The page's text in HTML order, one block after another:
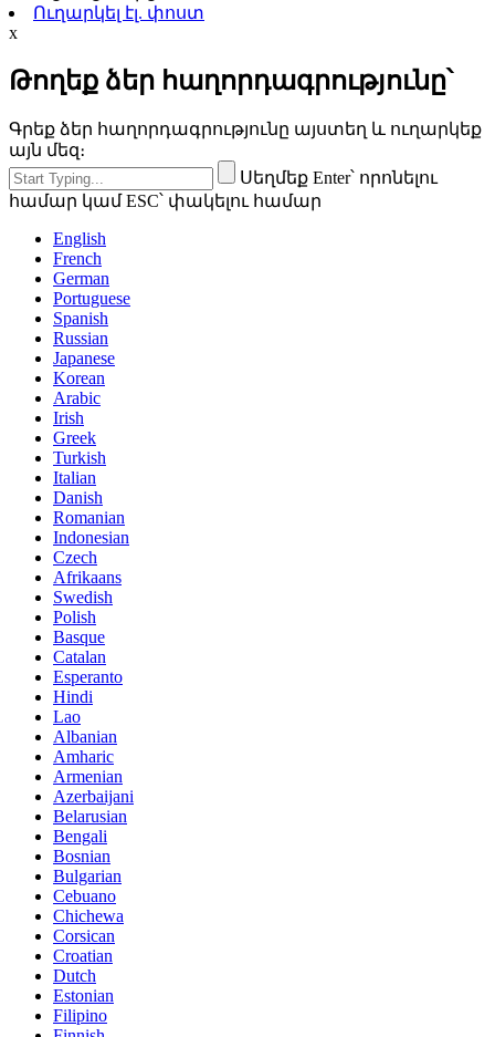
Ուղարկել էլ. փոստ
x
Թողեք ձեր հաղորդագրությունը՝
Գրեք ձեր հաղորդագրությունը այստեղ և ուղարկեք
այն մեզ։
Սեղմեք Enter՝ որոնելու
համար կամ ESC՝ փակելու համար
English
French
German
Portuguese
Spanish
Russian
Japanese
Korean
Arabic
Irish
Greek
Turkish
Italian
Danish
Romanian
Indonesian
Czech
Afrikaans
Swedish
Polish
Basque
Catalan
Esperanto
Hindi
Lao
Albanian
Amharic
Armenian
Azerbaijani
Belarusian
Bengali
Bosnian
Bulgarian
Cebuano
Chichewa
Corsican
Croatian
Dutch
Estonian
Filipino